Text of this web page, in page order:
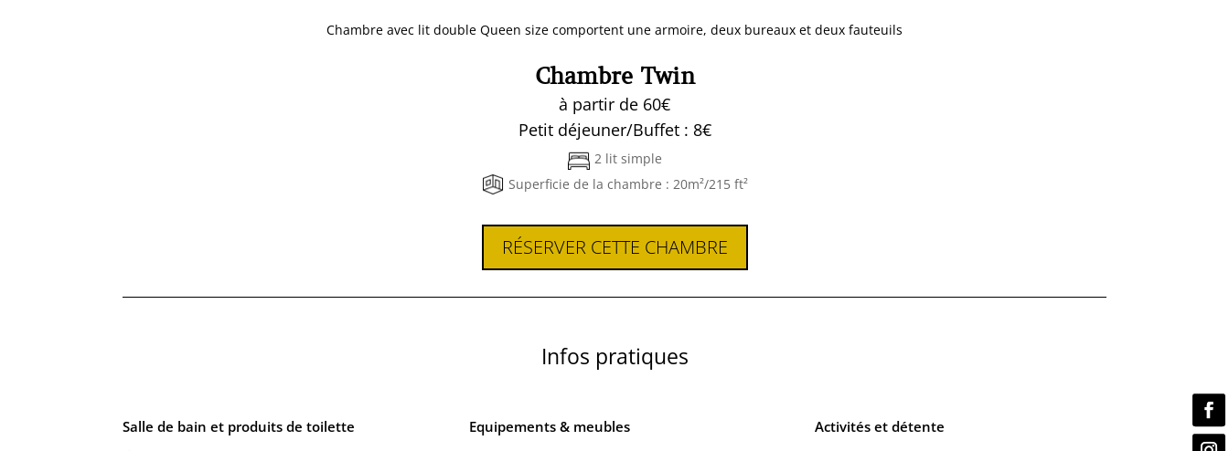
Chambre avec lit double Queen size comportent une armoire, deux bureaux et deux fauteuils
Chambre Twin
à partir de 60€
Petit déjeuner/Buffet : 8€
2 lit simple
Superficie de la chambre : 20m²/215 ft²
RÉSERVER CETTE CHAMBRE
Infos pratiques
Salle de bain et produits de toilette Equipements & meubles Activités et détente